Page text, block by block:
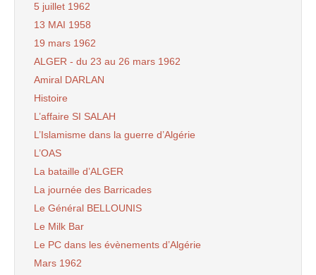
5 juillet 1962
13 MAI 1958
19 mars 1962
ALGER - du 23 au 26 mars 1962
Amiral DARLAN
Histoire
L’affaire SI SALAH
L’Islamisme dans la guerre d’Algérie
L’OAS
La bataille d’ALGER
La journée des Barricades
Le Général BELLOUNIS
Le Milk Bar
Le PC dans les évènements d’Algérie
Mars 1962